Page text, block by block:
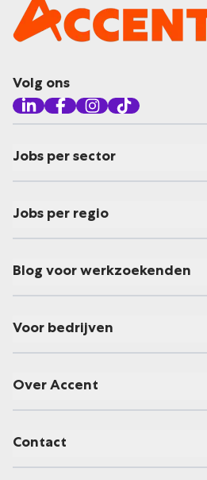
Volg ons
Jobs per sector
Jobs per regio
Blog voor werkzoekenden
Voor bedrijven
Over Accent
Contact